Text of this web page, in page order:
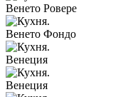
Венето Ровере
Венето Фондо
Венеция
Венеция